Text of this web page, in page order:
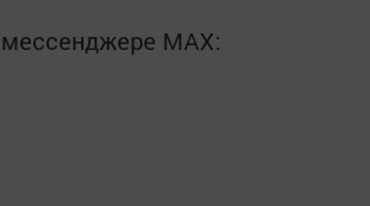
мессенджере MАХ: